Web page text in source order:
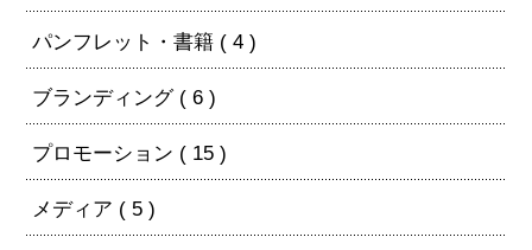
パンフレット・書籍 ( 4 )
ブランディング ( 6 )
プロモーション ( 15 )
メディア ( 5 )